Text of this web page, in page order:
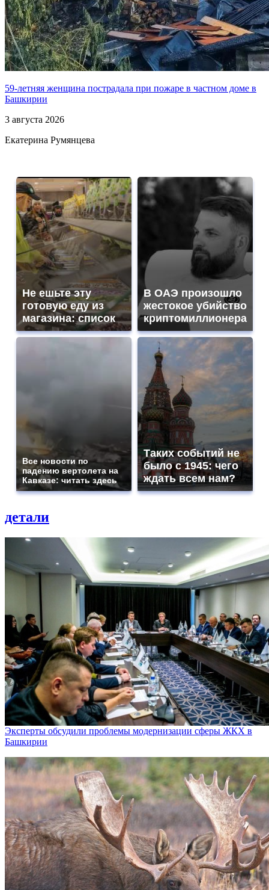
59-летняя женщина пострадала при пожаре в частном доме в
Башкирии
3 августа 2026
Екатерина Румянцева
Не ешьте эту
готовую еду из
магазина: список
В ОАЭ произошло
жестокое убийство
криптомиллионера
Все новости по
падению вертолета на
Кавказе: читать здесь
Таких событий не
было с 1945: чего
ждать всем нам?
детали
Эксперты обсудили проблемы модернизации сферы ЖКХ в
Башкирии